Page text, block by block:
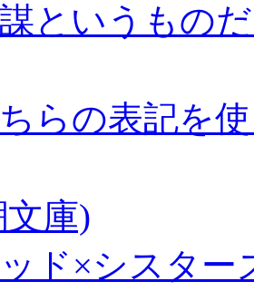
というもの
らの表記を
庫)
ド×シスター